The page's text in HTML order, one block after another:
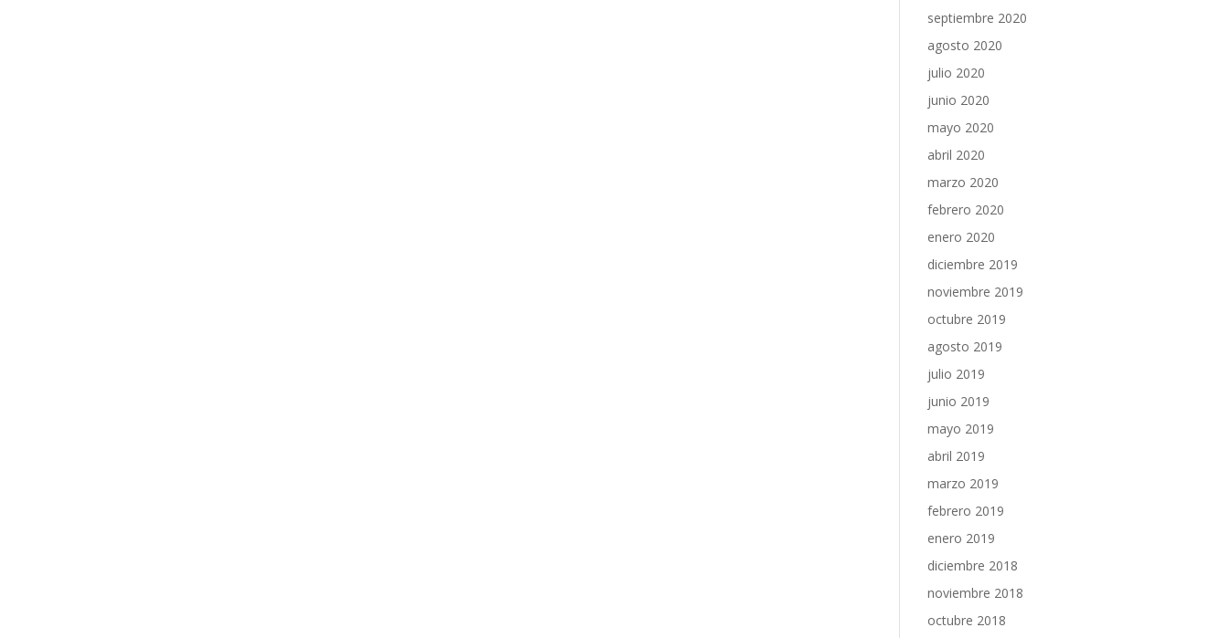
septiembre 2020
agosto 2020
julio 2020
junio 2020
mayo 2020
abril 2020
marzo 2020
febrero 2020
enero 2020
diciembre 2019
noviembre 2019
octubre 2019
agosto 2019
julio 2019
junio 2019
mayo 2019
abril 2019
marzo 2019
febrero 2019
enero 2019
diciembre 2018
noviembre 2018
octubre 2018